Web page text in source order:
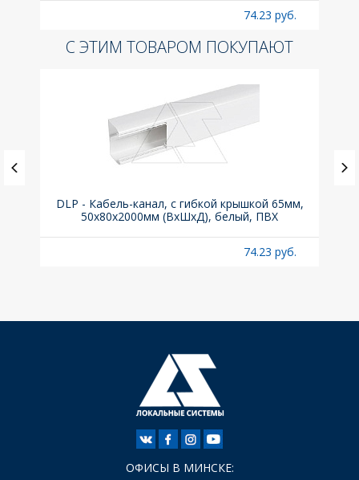
74.23 руб.
С ЭТИМ ТОВАРОМ ПОКУПАЮТ
DLP - Кабель-канал, с гибкой крышкой 65мм,
50x80х2000мм (ВхШхД), белый, ПВХ
74.23 руб.
ОФИСЫ В МИНСКЕ: